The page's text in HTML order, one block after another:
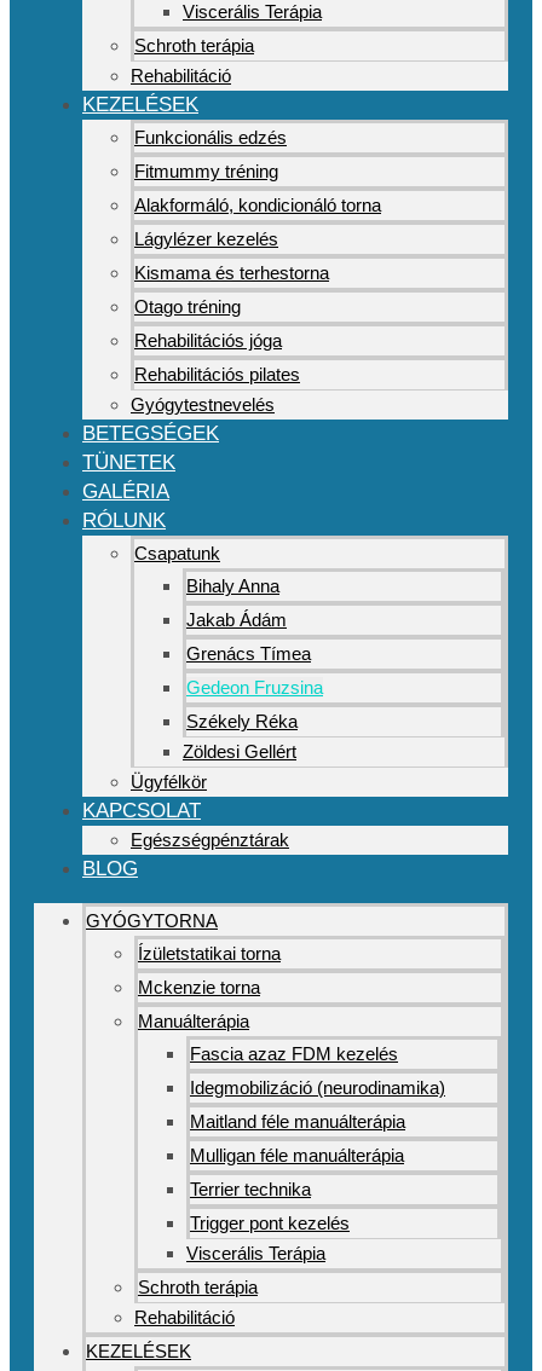
Viscerális Terápia
Schroth terápia
Rehabilitáció
KEZELÉSEK
Funkcionális edzés
Fitmummy tréning
Alakformáló, kondicionáló torna
Lágylézer kezelés
Kismama és terhestorna
Otago tréning
Rehabilitációs jóga
Rehabilitációs pilates
Gyógytestnevelés
BETEGSÉGEK
TÜNETEK
GALÉRIA
RÓLUNK
Csapatunk
Bihaly Anna
Jakab Ádám
Grenács Tímea
Gedeon Fruzsina
Székely Réka
Zöldesi Gellért
Ügyfélkör
KAPCSOLAT
Egészségpénztárak
BLOG
GYÓGYTORNA
Ízületstatikai torna
Mckenzie torna
Manuálterápia
Fascia azaz FDM kezelés
Idegmobilizáció (neurodinamika)
Maitland féle manuálterápia
Mulligan féle manuálterápia
Terrier technika
Trigger pont kezelés
Viscerális Terápia
Schroth terápia
Rehabilitáció
KEZELÉSEK